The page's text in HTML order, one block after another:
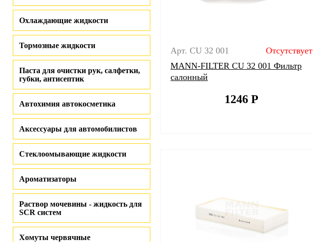
Охлаждающие жидкости
Тормозные жидкости
Паста для очистки рук, салфетки,
губки, антисептик
Автохимия автокосметика
Аксессуары для автомобилистов
Стеклоомывающие жидкости
Ароматизаторы
Раствор мочевины - жидкость для
SCR систем
Хомуты червячные
Арт. CU 32 001
Отсутствует
MANN-FILTER CU 32 001 Фильтр
салонный
1246 Р